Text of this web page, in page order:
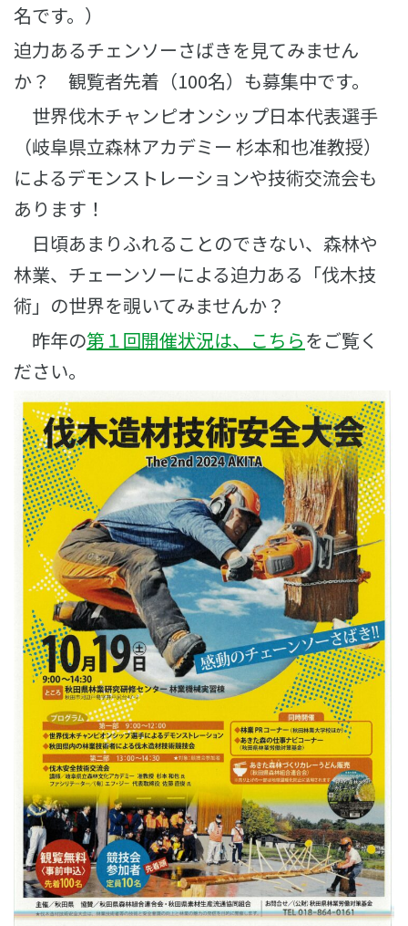
名です。）
迫力あるチェンソーさばきを見てみません
か？ 観覧者先着（100名）も募集中です。
世界伐木チャンピオンシップ日本代表選手
（岐阜県立森林アカデミー 杉本和也准教授）
によるデモンストレーションや技術交流会も
あります！
日頃あまりふれることのできない、森林や
林業、チェーンソーによる迫力ある「伐木技
術」の世界を覗いてみませんか？
昨年の第１回開催状況は、こちらをご覧く
ださい。